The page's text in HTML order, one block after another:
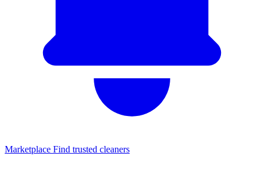
Marketplace Find trusted cleaners